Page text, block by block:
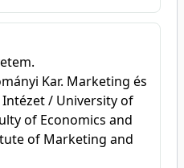
Kar. Marketing és
/ University of
of Economics and
of Marketing and